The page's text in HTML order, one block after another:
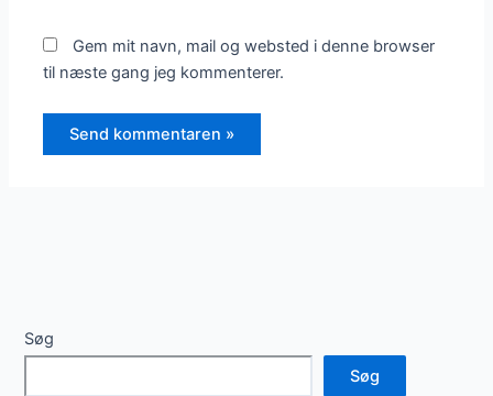
Gem mit navn, mail og websted i denne browser
til næste gang jeg kommenterer.
Søg
Søg